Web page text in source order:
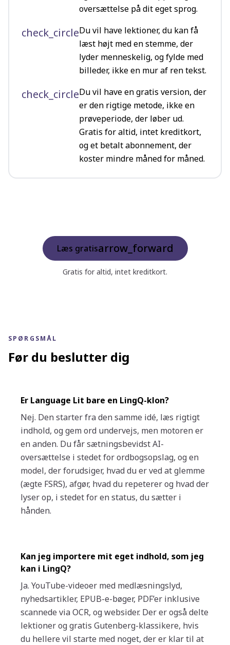
oversættelse på dit eget sprog.
check_circleDu vil have lektioner, du kan få
læst højt med en stemme, der
lyder menneskelig, og fylde med
billeder, ikke en mur af ren tekst.
check_circleDu vil have en gratis version, der
er den rigtige metode, ikke en
prøveperiode, der løber ud.
Gratis for altid, intet kreditkort,
og et betalt abonnement, der
koster mindre måned for måned.
Læs gratisarrow_forward
Gratis for altid, intet kreditkort.
SPØRGSMÅL
Før du beslutter dig
Er Language Lit bare en LingQ-klon?
Nej. Den starter fra den samme idé, læs rigtigt
indhold, og gem ord undervejs, men motoren er
en anden. Du får sætningsbevidst AI-
oversættelse i stedet for ordbogsopslag, og en
model, der forudsiger, hvad du er ved at glemme
(ægte FSRS), afgør, hvad du repeterer og hvad der
lyser op, i stedet for en status, du sætter i
hånden.
Kan jeg importere mit eget indhold, som jeg
kan i LingQ?
Ja. YouTube-videoer med medlæsningslyd,
nyhedsartikler, EPUB-e-bøger, PDF’er inklusive
scannede via OCR, og websider. Der er også delte
lektioner og gratis Gutenberg-klassikere, hvis
du hellere vil starte med noget, der er klar til at